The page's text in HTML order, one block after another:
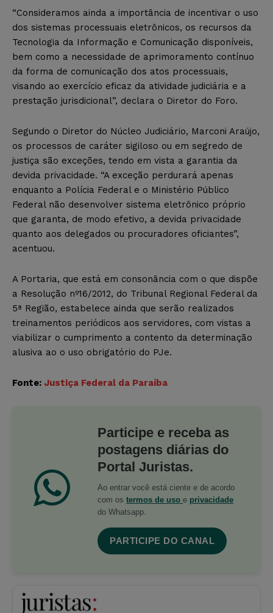
“Consideramos ainda a importância de incentivar o uso
dos sistemas processuais eletrônicos, os recursos da
Tecnologia da Informação e Comunicação disponíveis,
bem como a necessidade de aprimoramento contínuo
da forma de comunicação dos atos processuais,
visando ao exercício eficaz da atividade judiciária e a
prestação jurisdicional”, declara o Diretor do Foro.
Segundo o Diretor do Núcleo Judiciário, Marconi Araújo,
os processos de caráter sigiloso ou em segredo de
justiça são exceções, tendo em vista a garantia da
devida privacidade. “A exceção perdurará apenas
enquanto a Polícia Federal e o Ministério Público
Federal não desenvolver sistema eletrônico próprio
que garanta, de modo efetivo, a devida privacidade
quanto aos delegados ou procuradores oficiantes”,
acentuou.
A Portaria, que está em consonância com o que dispõe
a Resolução nº16/2012, do Tribunal Regional Federal da
5ª Região, estabelece ainda que serão realizados
treinamentos periódicos aos servidores, com vistas a
viabilizar o cumprimento a contento da determinação
alusiva ao o uso obrigatório do PJe.
Fonte: Justiça Federal da Paraíba
Participe e receba as
postagens diárias do
Portal Juristas.
Ao entrar você está ciente e de acordo
com os termos de uso e privacidade
do Whatsapp.
PARTICIPE DO CANAL